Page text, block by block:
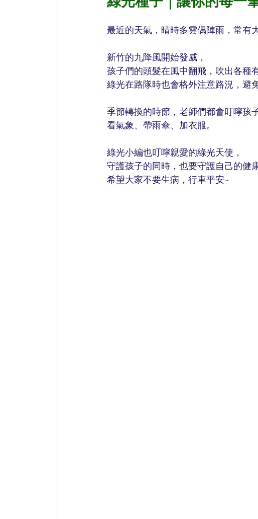
最近的天氣，晴時多雲偶陣雨，常有大
新竹的九降風開始發威，
孩子們的頭髮在風中翻飛，吹出各種
綠光在路隊時也會格外注意路況，避
季節轉換的時節，老師們都會叮嚀孩
看氣象、帶雨傘、加衣服。
綠光小編也叮嚀親愛的綠光天使，
守護孩子的同時，也要守護自己的健
希望大家不要生病，行車平安~